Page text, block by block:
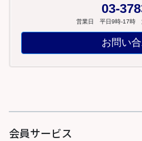
03-
営業日 平日9時-17時
お問い
会員サービス